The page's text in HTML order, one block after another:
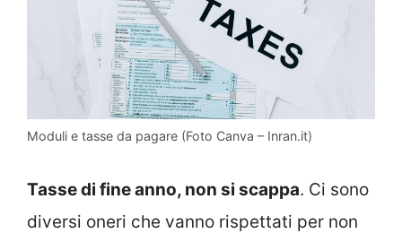
Moduli e tasse da pagare (Foto Canva – Inran.it)
Tasse di fine anno, non si scappa. Ci sono
diversi oneri che vanno rispettati per non